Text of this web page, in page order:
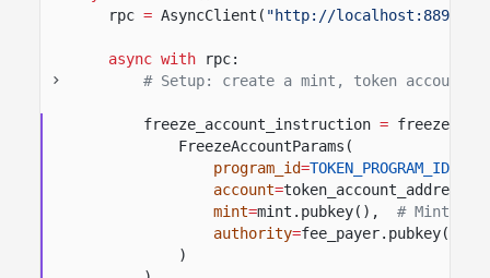
rpc = AsyncClient( "http://localhost:8899"
async with
rpc:
# Setup: create a mint, token
freeze_account_instruction =
FreezeAccountParams(
program_id=TOKEN_PROGRAM_ID
account=token_account_address,
mint=mint.pubkey(),
# Mint for
authority=fee_payer.pubkey(),
)